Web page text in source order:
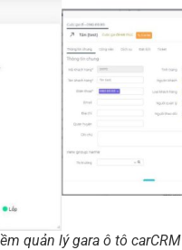
quản lý gara ô tô carCRM